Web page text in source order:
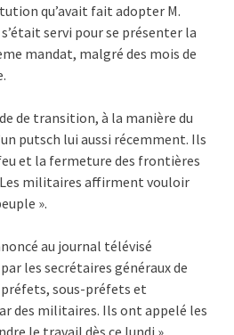
qu’avait fait adopter M.
servi pour se présenter la
mandat, malgré des mois de
de transition, à la manière du
putsch lui aussi récemment. Ils
et la fermeture des frontières
militaires affirment vouloir
».
au journal télévisé
les secrétaires généraux de
sous-préfets et
des militaires. Ils ont appelé les